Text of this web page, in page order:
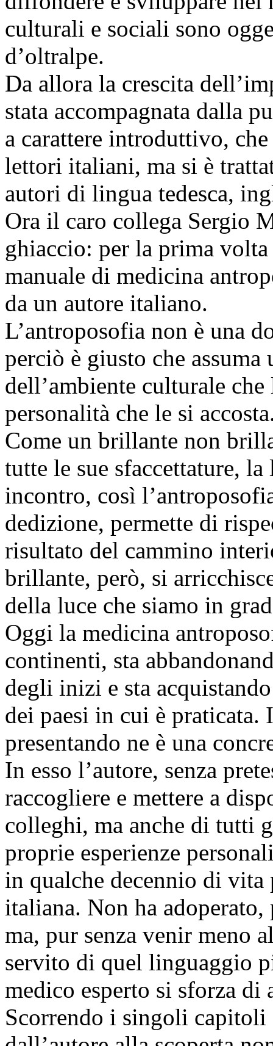
culturali e sociali sono
d’oltralpe.
Da allora la crescita
stata accompagnata dalla
a carattere introduttivo,
lettori italiani, ma si è
autori di lingua tedesca,
Ora il caro collega Sergio
ghiaccio: per la prima
manuale di medicina
da un autore italiano.
L’antroposofia non è una
perciò è giusto che assuma
dell’ambiente culturale
personalità che le si
Come un brillante non
tutte le sue sfaccettature,
incontro, così
dedizione, permette di
risultato del cammino
brillante, però, si
della luce che siamo in
Oggi la medicina
continenti, sta
degli inizi e sta
dei paesi in cui è praticata.
presentando ne è una
In esso l’autore, senza
raccogliere e mettere a
colleghi, ma anche di tutti
proprie esperienze
in qualche decennio di vita
italiana. Non ha
ma, pur senza venir meno
servito di quel linguaggio
medico esperto si sforza
Scorrendo i singoli capitoli